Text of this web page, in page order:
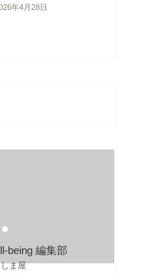
年4月28日
being 編集部
ま屋